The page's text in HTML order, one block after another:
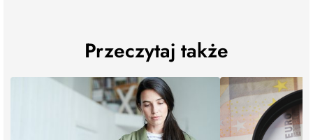
Przeczytaj także